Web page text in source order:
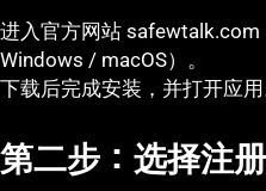
进入官方网站 safewtalk.com
Windows / macOS）。
下载后完成安装，并打开应用
第二步：选择注